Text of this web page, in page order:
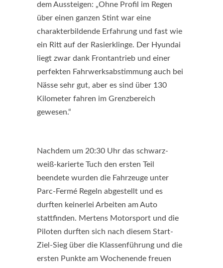
dem Aussteigen: „Ohne Profil im Regen
über einen ganzen Stint war eine
charakterbildende Erfahrung und fast wie
ein Ritt auf der Rasierklinge. Der Hyundai
liegt zwar dank Frontantrieb und einer
perfekten Fahrwerksabstimmung auch bei
Nässe sehr gut, aber es sind über 130
Kilometer fahren im Grenzbereich
gewesen.“
Nachdem um 20:30 Uhr das schwarz-
weiß-karierte Tuch den ersten Teil
beendete wurden die Fahrzeuge unter
Parc-Fermé Regeln abgestellt und es
durften keinerlei Arbeiten am Auto
stattfinden. Mertens Motorsport und die
Piloten durften sich nach diesem Start-
Ziel-Sieg über die Klassenführung und die
ersten Punkte am Wochenende freuen